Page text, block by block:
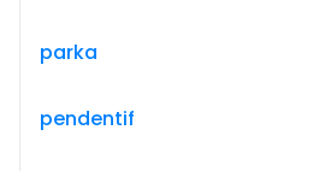
parka
pendentif